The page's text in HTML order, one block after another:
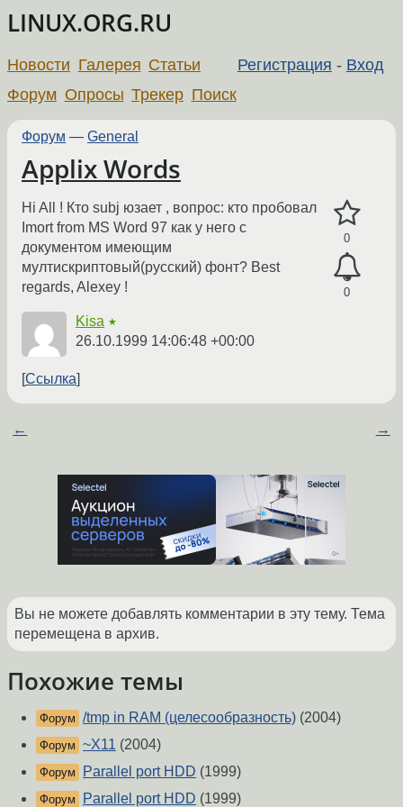
LINUX.ORG.RU
Регистрация - Вход
Новости Галерея Статьи
Форум Опросы Трекер Поиск
Форум — General
Applix Words
0
0
Hi All ! Кто subj юзает , вопрос: кто пробовал
Imort from MS Word 97 как у него с
документом имеющим
мултискриптовый(русский) фонт? Best
regards, Alexey !
Kisa ★
26.10.1999 14:06:48 +00:00
Ссылка
← →
Вы не можете добавлять комментарии в эту тему. Тема
перемещена в архив.
Похожие темы
Форум /tmp in RAM (целесообразность) (2004)
Форум ~X11 (2004)
Форум Parallel port HDD (1999)
Форум Parallel port HDD (1999)